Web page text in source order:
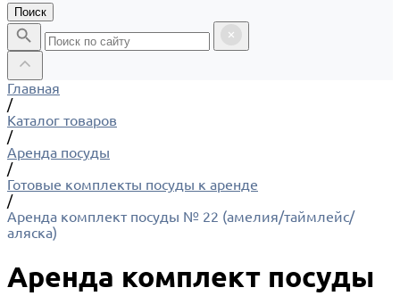
Поиск
Главная
/
Каталог товаров
/
Аренда посуды
/
Готовые комплекты посуды к аренде
/
Аренда комплект посуды № 22 (амелия/таймлейс/
аляска)
Аренда комплект посуды